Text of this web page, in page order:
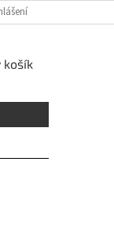
košík